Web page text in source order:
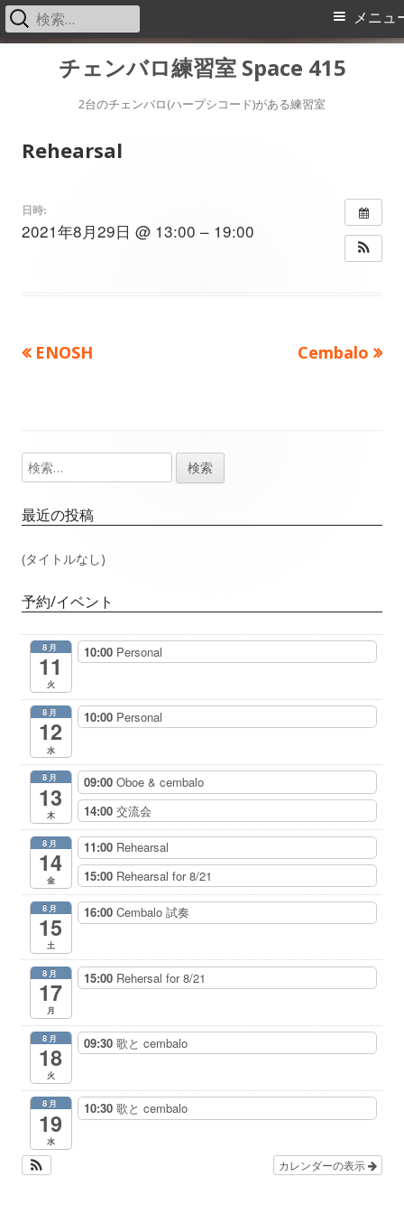
チェンバロ練習室 Space 415
2台のチェンバロ(ハープシコード)がある練習室
メ
メニュ
検
索:
Rehearsal
日時:
2021年8月29日 @ 13:00 – 19:00
投
ビ
ゲ
ー
シ
ョ
ン
前
ENOSH
次
Cembalo
メ
イ
ン
ド
バ
検
索:
最近の投稿
(タイトルなし)
予約/イベント
8月
11
火
10:00 Personal
8月
12
水
10:00 Personal
8月
13
木
09:00 Oboe & cembalo
14:00 交流会
8月
14
金
11:00 Rehearsal
15:00 Rehearsal for 8/21
8月
15
土
16:00 Cembalo 試奏
8月
17
月
15:00 Rehersal for 8/21
8月
18
火
09:30 歌と cembalo
8月
19
水
10:30 歌と cembalo
カレンダーの表示